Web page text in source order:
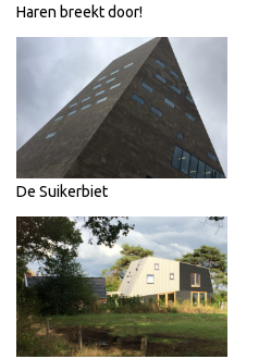
Haren breekt door!
De Suikerbiet